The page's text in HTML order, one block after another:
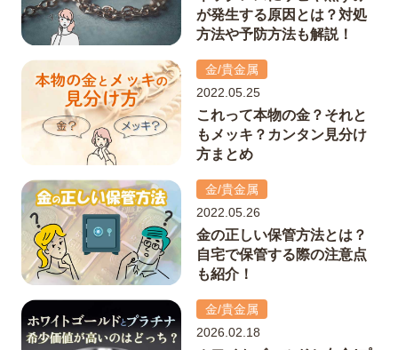
が発生する原因とは？対処
方法や予防方法も解説！
金/貴金属
2022.05.25
これって本物の金？それと
もメッキ？カンタン見分け
方まとめ
金/貴金属
2022.05.26
金の正しい保管方法とは？
自宅で保管する際の注意点
も紹介！
金/貴金属
2026.02.18